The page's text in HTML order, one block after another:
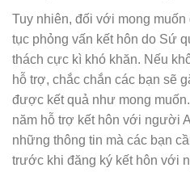
Tuy nhiên, đối với mong
tục phỏng vấn kết hôn do Sứ
thách cực kì khó khăn. Nếu
hỗ trợ, chắc chắn các bạn sẽ
được kết quả như mong
năm hỗ trợ kết hôn với người
những thông tin mà các bạn
trước khi đăng ký kết hôn với